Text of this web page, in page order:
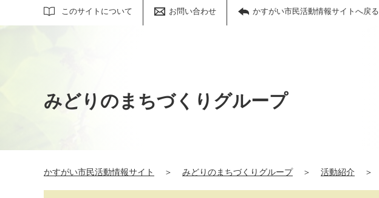
このサイトについて お問い合わせ かすがい市民活動情報サイトへ戻る
サイト内検索
みどりのまちづくりグループ
かすがい市民活動情報サイト ＞ みどりのまちづくりグループ ＞ 活動紹介 ＞